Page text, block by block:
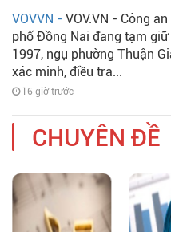
VOVVN - VOV.VN - Công
phố Đồng Nai đang tạm
1997, ngụ phường Thuận
xác minh, điều tra...
16 giờ trước
CHUYÊN ĐỀ